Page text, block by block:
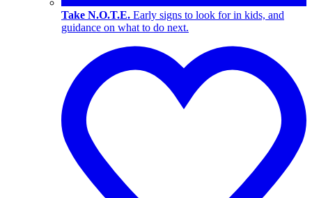
Take N.O.T.E. Early signs to look for in kids, and
guidance on what to do next.